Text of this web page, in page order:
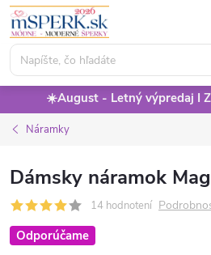
Prejsť
obsah
☀️August - Letný výpredaj I
Náramky
Dámsky náramok
14 hodnotení
Odporúčame